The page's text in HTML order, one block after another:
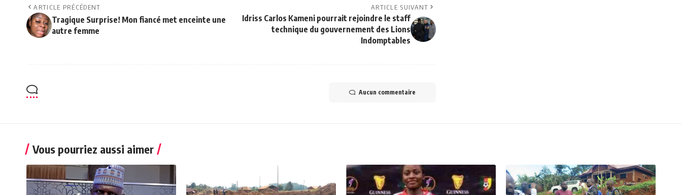
ARTICLE PRÉCÉDENT
Tragique Surprise! Mon fiancé met enceinte une
autre femme
ARTICLE SUIVANT
Idriss Carlos Kameni pourrait rejoindre le staff
technique du gouvernement des Lions
Indomptables
Aucun commentaire
Vous pourriez aussi aimer